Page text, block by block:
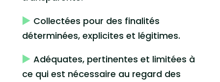
Collectées pour des finalités
déterminées, explicites et légitimes.
Adéquates, pertinentes et limitées à
ce qui est nécessaire au regard des